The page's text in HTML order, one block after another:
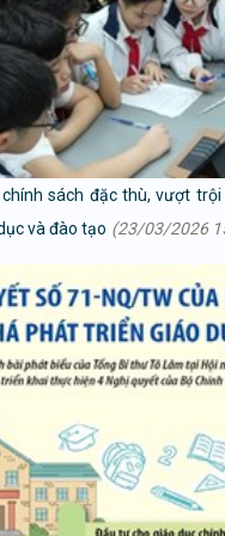
sách đặc thù, vượt
và đào tạo (23/03/2026